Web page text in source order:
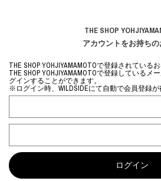
THE SHOP
アカウントをお持ち
THE SHOP YOHJIYAMAMOTOで登録されている
THE SHOP YOHJIYAMAMOTOで登録している
グインすることができます。
※ログイン時、WILDSIDEにて自動で会員登録が